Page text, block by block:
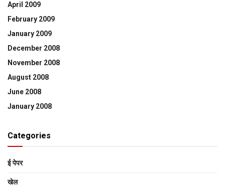
April 2009
February 2009
January 2009
December 2008
November 2008
August 2008
June 2008
January 2008
Categories
ई पेपर
खेल